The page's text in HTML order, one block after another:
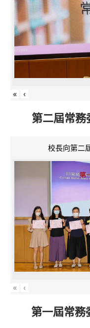
« ‹
第二屆常
校長向第二
« ‹
第一屆常